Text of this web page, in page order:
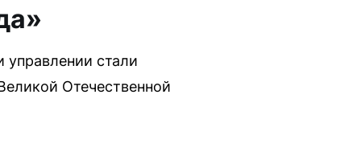
стали
Отечественной